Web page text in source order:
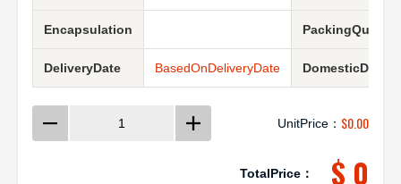
Encapsulation
DeliveryDate BasedOnDeliveryDate
UnitPrice： $0.00
TotalPrice： $ 0